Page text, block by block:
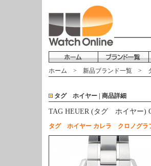
ホーム > 新品ブランド一覧 >
タグ ホイヤー | 商品詳細
TAG HEUER (タグ ホイヤー)
タグ ホイヤー カレラ クロノグ